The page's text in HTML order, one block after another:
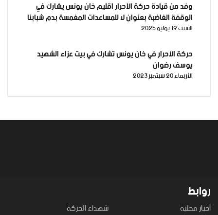
وفد من قيادة حركة الأحرار اقليم خان يونس يشارك في
الوقفة الغاضبة بعنوان لا للمساعدات المغمسة بدم شبابنا
وأبنائنا افتحوا المعابر
السبت 19 يوليو 2025
حركة الأحرار في خان يونس تشارك في بيت عزاء الشهيد
يوسف رضوان
الأربعاء 20 سبتمبر 2023
روابط
أخبار محلية شهداء الحركة